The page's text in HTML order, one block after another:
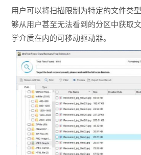
用户可以将扫描限制为特定的文件类
够从用户甚至无法看到的分区中获取
学介质在内的可移动驱动器。